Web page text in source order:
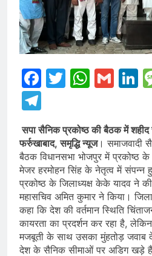
Facebook
Twitter
सपा सैनिक प्रकोष्ठ की बैठक में शहीद
फर्रुखाबाद, समृद्धि न्यूज। समाजवादी
बैठक विधानसभा भोजपुर में प्रकोष्ठ के
मेजर हरमोहन सिंह के नेतृत्व में संपन्न
प्रकोष्ठ के जिलाध्यक्ष केके यादव ने
महासचिव अमित कुमार ने किया।
कहा कि देश की वर्तमान स्थिति
कायरता का प्रदर्शन कर रहा है, लेकिन
मजबूती के साथ उसका मुंहतोड़ जवाब दे
देश के सैनिक सीमाओं पर अडिग खड़े हैं।